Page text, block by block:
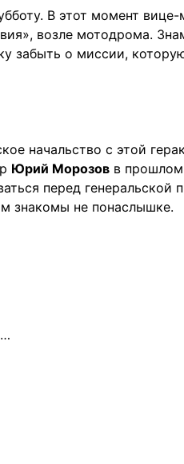
В этот момент
возле мотодрома.
забыть о миссии,
начальство с этой
Юрий Морозов в прошлом
перед генеральской
знакомы не понаслышке.